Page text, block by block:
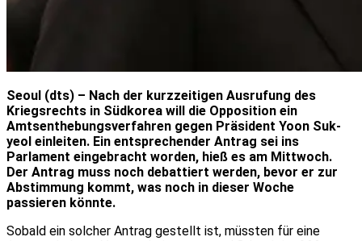
Seoul (dts) – Nach der kurzzeitigen Ausrufung des
Kriegsrechts in Südkorea will die Opposition ein
Amtsenthebungsverfahren gegen Präsident Yoon Suk-
yeol einleiten. Ein entsprechender Antrag sei ins
Parlament eingebracht worden, hieß es am Mittwoch.
Der Antrag muss noch debattiert werden, bevor er zur
Abstimmung kommt, was noch in dieser Woche
passieren könnte.
Sobald ein solcher Antrag gestellt ist, müssten für eine